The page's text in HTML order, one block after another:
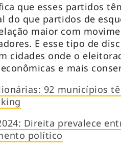
que esses partidos
do que partidos de
maior com
E esse tipo de
cidades onde o
e mais
92 municípios
2024: Direita prevalece
político